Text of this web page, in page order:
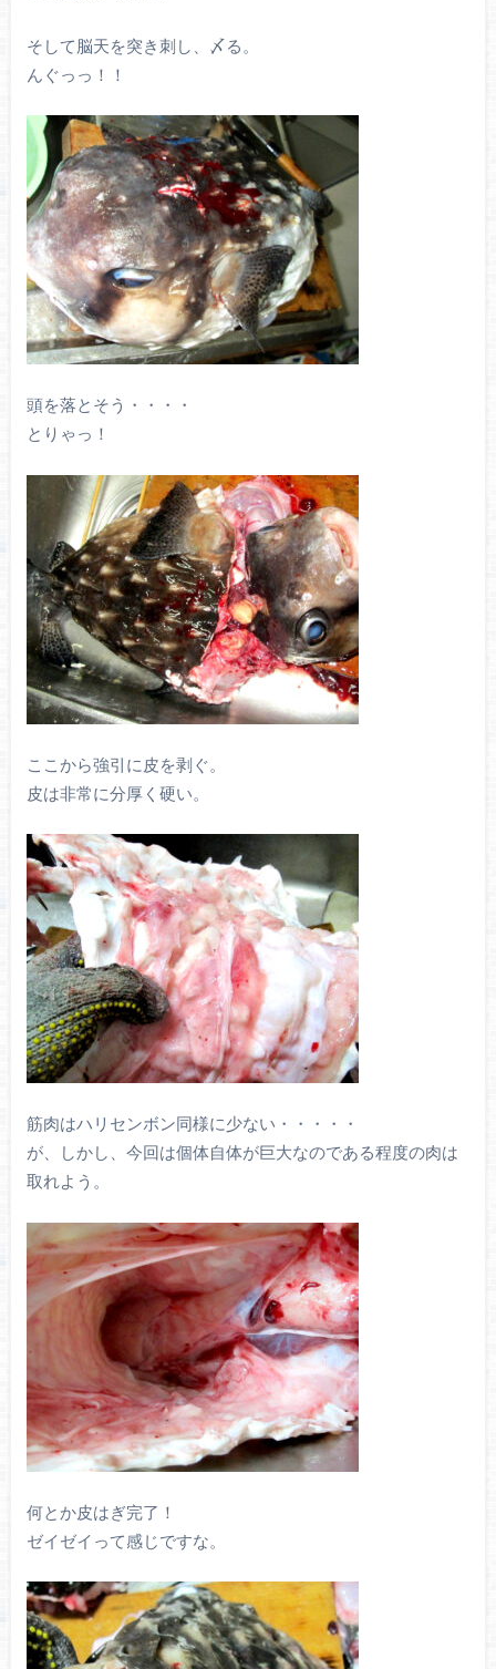
そして脳天を突き刺し、〆る。
んぐっっ！！
頭を落とそう・・・・
とりゃっ！
ここから強引に皮を剥ぐ。
皮は非常に分厚く硬い。
筋肉はハリセンボン同様に少ない・・・・・
が、しかし、今回は個体自体が巨大なのである程度の肉は
取れよう。
何とか皮はぎ完了！
ゼイゼイって感じですな。